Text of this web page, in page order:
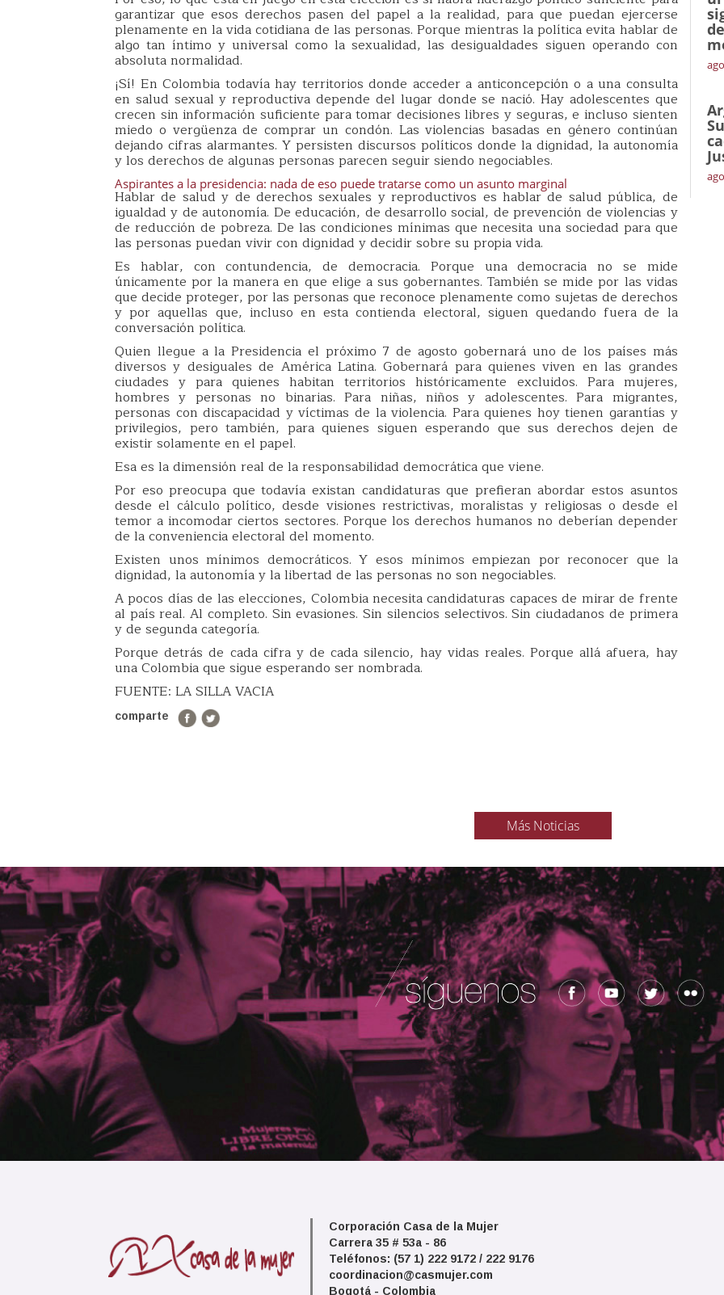
garantizar que esos derechos pasen del papel a la realidad, para que puedan ejercerse
plenamente en la vida cotidiana de las personas. Porque mientras la política evita hablar de
algo tan íntimo y universal como la sexualidad, las desigualdades siguen operando con
absoluta normalidad.
¡Sí! En Colombia todavía hay territorios donde acceder a anticoncepción o a una consulta
en salud sexual y reproductiva depende del lugar donde se nació. Hay adolescentes que
crecen sin información suficiente para tomar decisiones libres y seguras, e incluso sienten
miedo o vergüenza de comprar un condón. Las violencias basadas en género continúan
dejando cifras alarmantes. Y persisten discursos políticos donde la dignidad, la autonomía
y los derechos de algunas personas parecen seguir siendo negociables.
Aspirantes a la presidencia: nada de eso puede tratarse como un asunto marginal
Hablar de salud y de derechos sexuales y reproductivos es hablar de salud pública, de
igualdad y de autonomía. De educación, de desarrollo social, de prevención de violencias y
de reducción de pobreza. De las condiciones mínimas que necesita una sociedad para que
las personas puedan vivir con dignidad y decidir sobre su propia vida.
Es hablar, con contundencia, de democracia. Porque una democracia no se mide
únicamente por la manera en que elige a sus gobernantes. También se mide por las vidas
que decide proteger, por las personas que reconoce plenamente como sujetas de derechos
y por aquellas que, incluso en esta contienda electoral, siguen quedando fuera de la
conversación política.
Quien llegue a la Presidencia el próximo 7 de agosto gobernará uno de los países más
diversos y desiguales de América Latina. Gobernará para quienes viven en las grandes
ciudades y para quienes habitan territorios históricamente excluidos. Para mujeres,
hombres y personas no binarias. Para niñas, niños y adolescentes. Para migrantes,
personas con discapacidad y víctimas de la violencia. Para quienes hoy tienen garantías y
privilegios, pero también, para quienes siguen esperando que sus derechos dejen de
existir solamente en el papel.
Esa es la dimensión real de la responsabilidad democrática que viene.
Por eso preocupa que todavía existan candidaturas que prefieran abordar estos asuntos
desde el cálculo político, desde visiones restrictivas, moralistas y religiosas o desde el
temor a incomodar ciertos sectores. Porque los derechos humanos no deberían depender
de la conveniencia electoral del momento.
Existen unos mínimos democráticos. Y esos mínimos empiezan por reconocer que la
dignidad, la autonomía y la libertad de las personas no son negociables.
A pocos días de las elecciones, Colombia necesita candidaturas capaces de mirar de frente
al país real. Al completo. Sin evasiones. Sin silencios selectivos. Sin ciudadanos de primera
y de segunda categoría.
Porque detrás de cada cifra y de cada silencio, hay vidas reales. Porque allá afuera, hay
una Colombia que sigue esperando ser nombrada.
FUENTE: LA SILLA VACIA
comparte
Más Noticias
Corporación Casa de la Mujer
Carrera 35 # 53a - 86
Teléfonos: (57 1) 222 9172 / 222 9176
coordinacion@casmujer.com
Bogotá - Colombia